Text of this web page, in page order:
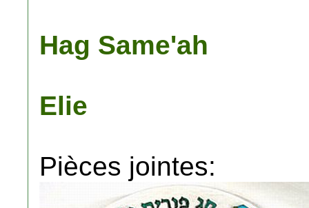
Hag Same'ah
Elie
Pièces jointes: